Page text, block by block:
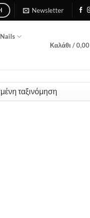
Newsletter
Nails
Καλάθι /0,00